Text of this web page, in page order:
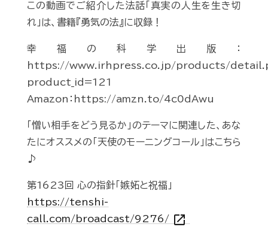
この動画でご紹介した法話「真実の人生を生き切
れ」は、書籍『勇気の法』に収録！
幸福の科学出版：
https://www.irhpress.co.jp/products/
product_id=121
Amazon：https://amzn.to/4c0dAwu
「憎い相手をどう見るか」のテーマに関連した、あな
たにオススメの「天使のモーニングコール」はこちら
♪
第1623回 心の指針「嫉妬と祝福」
https://tenshi-
call.com/broadcast/9276/ open_in_new